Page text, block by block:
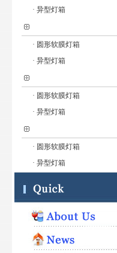
· 异型灯箱
· 圆形软膜灯箱
· 异型灯箱
· 圆形软膜灯箱
· 异型灯箱
· 圆形软膜灯箱
· 异型灯箱